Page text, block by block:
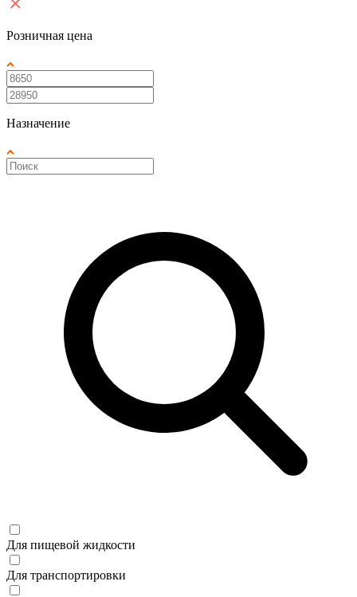
Розничная цена
Назначение
Для пищевой жидкости
Для транспортировки